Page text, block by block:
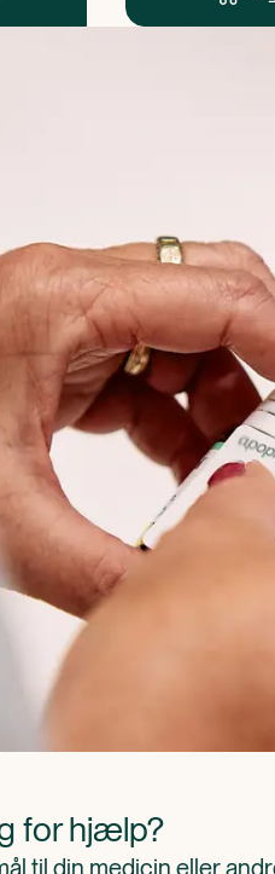
for hjælp?
til din medicin eller